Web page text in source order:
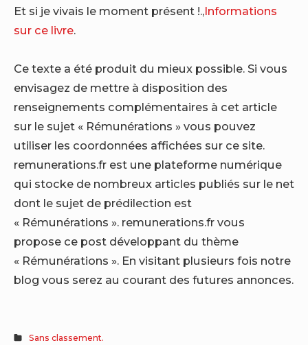
Et si je vivais le moment présent !.,Informations
sur ce livre.
Ce texte a été produit du mieux possible. Si vous
envisagez de mettre à disposition des
renseignements complémentaires à cet article
sur le sujet « Rémunérations » vous pouvez
utiliser les coordonnées affichées sur ce site.
remunerations.fr est une plateforme numérique
qui stocke de nombreux articles publiés sur le net
dont le sujet de prédilection est
« Rémunérations ». remunerations.fr vous
propose ce post développant du thème
« Rémunérations ». En visitant plusieurs fois notre
blog vous serez au courant des futures annonces.
Sans classement.